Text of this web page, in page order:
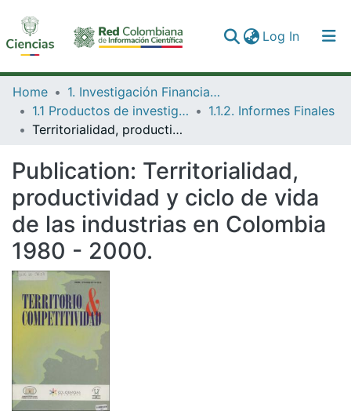
Log In(current)
Communities & Collections
All of DSpace
Home
1. Investigación Financiada con Recursos Públicos
1.1 Productos de investigación
1.1.2. Informes Finales
Territorialidad, productividad y ciclo de vida de las industrias en Colombia 1980 - 2000.
Publication: Territorialidad,
productividad y ciclo de vida
de las industrias en Colombia
1980 - 2000.